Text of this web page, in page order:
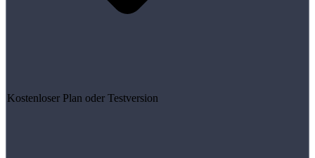
Kostenloser Plan oder Testversion